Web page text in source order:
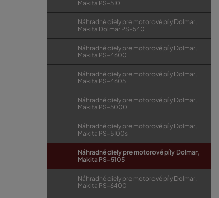
Makita PS-510
Náhradné diely pre motorové píly Dolmar,
Makita Dolmar PS-540
Náhradné diely pre motorové píly Dolmar,
Makita PS-4600
Náhradné diely pre motorové píly Dolmar,
Makita PS-4605
Náhradné diely pre motorové píly Dolmar,
Makita PS-5000
Náhradné diely pre motorové píly Dolmar,
Makita PS-5100s
Náhradné diely pre motorové píly Dolmar,
Makita PS-5105
Náhradné diely pre motorové píly Dolmar,
Makita PS-6400